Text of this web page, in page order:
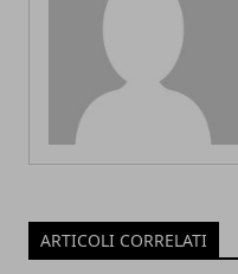
ARTICOLI CORRELATI